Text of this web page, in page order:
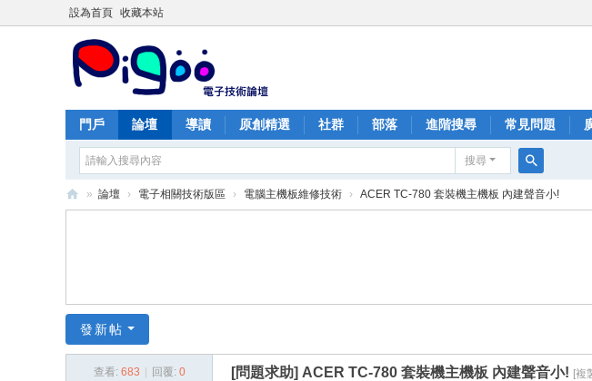
設為首頁 收藏本站
門戶 論壇 導讀 原創精選 社群 部落 進階搜尋 常見問題
搜尋
搜
尋
酷
» 論壇 › 電子相關技術版區 › 電腦主機板維修技術 › ACER TC-780 套裝機主機板 內建聲音小!
發新帖
查看: 683 回覆: 0 [問題求助] ACER TC-780 套裝機主機板 內建聲音小! [複